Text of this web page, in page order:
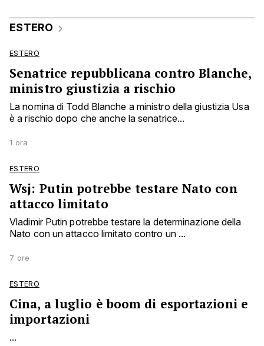
ESTERO
ESTERO
Senatrice repubblicana contro Blanche,
ministro giustizia a rischio
La nomina di Todd Blanche a ministro della giustizia Usa
è a rischio dopo che anche la senatrice...
1 ora
ESTERO
Wsj: Putin potrebbe testare Nato con
attacco limitato
Vladimir Putin potrebbe testare la determinazione della
Nato con un attacco limitato contro un ...
7 ore
ESTERO
Cina, a luglio è boom di esportazioni e
importazioni
...